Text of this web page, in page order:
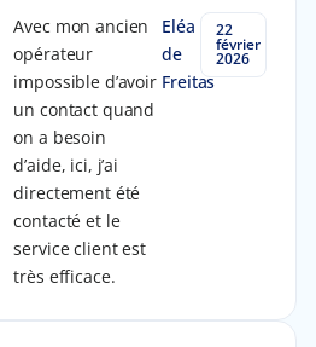
Avec mon ancien
opérateur
impossible d’avoir
un contact quand
on a besoin
d’aide, ici, j’ai
directement été
contacté et le
service client est
très efficace.
Eléa
de
Freitas
22
février
2026